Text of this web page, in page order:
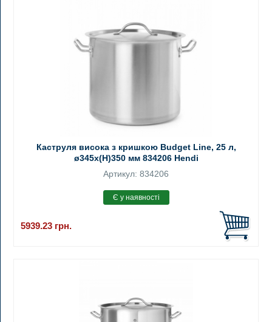
Каструля висока з кришкою Budget Line, 25 л,
ø345x(H)350 мм 834206 Hendi
Артикул: 834206
5939.23 грн.